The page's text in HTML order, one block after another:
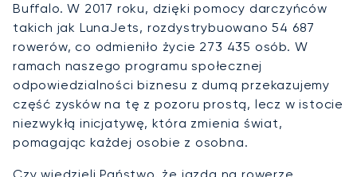
Buffalo. W 2017 roku, dzięki pomocy darczyńców
takich jak LunaJets, rozdystrybuowano 54 687
rowerów, co odmieniło życie 273 435 osób. W
ramach naszego programu społecznej
odpowiedzialności biznesu z dumą przekazujemy
część zysków na tę z pozoru prostą, lecz w istocie
niezwykłą inicjatywę, która zmienia świat,
pomagając każdej osobie z osobna.